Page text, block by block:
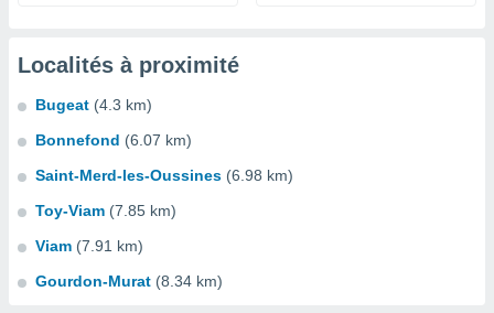
Localités à proximité
Bugeat (4.3 km)
Bonnefond (6.07 km)
Saint-Merd-les-Oussines (6.98 km)
Toy-Viam (7.85 km)
Viam (7.91 km)
Gourdon-Murat (8.34 km)